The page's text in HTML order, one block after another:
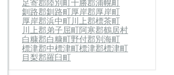
足寄郡陸別町十勝郡浦幌町
釧路郡釧路町厚岸郡厚岸町
厚岸郡浜中町川上郡標茶町
川上郡弟子屈町阿寒郡鶴居村
白糠郡白糠町野付郡別海町
標津郡中標津町標津郡標津町
目梨郡羅臼町